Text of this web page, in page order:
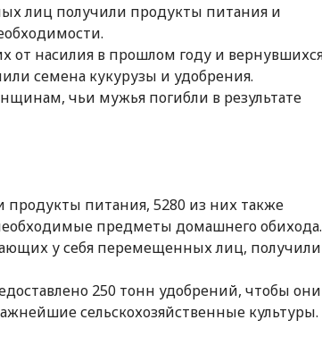
лиц получили продукты питания и
от насилия в прошлом году и
семена кукурузы и удобрения.
чьи мужья погибли в результате
продукты питания, 5280 из них также
предметы домашнего обихода.
у себя перемещенных лиц, получили
250 тонн удобрений, чтобы они
сельскохозяйственные культуры.